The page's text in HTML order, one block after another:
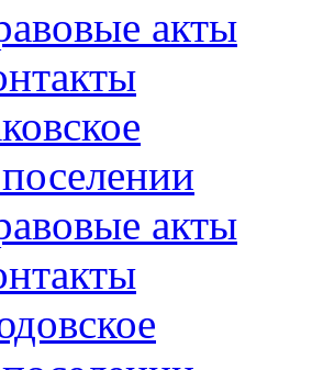
акты
акты